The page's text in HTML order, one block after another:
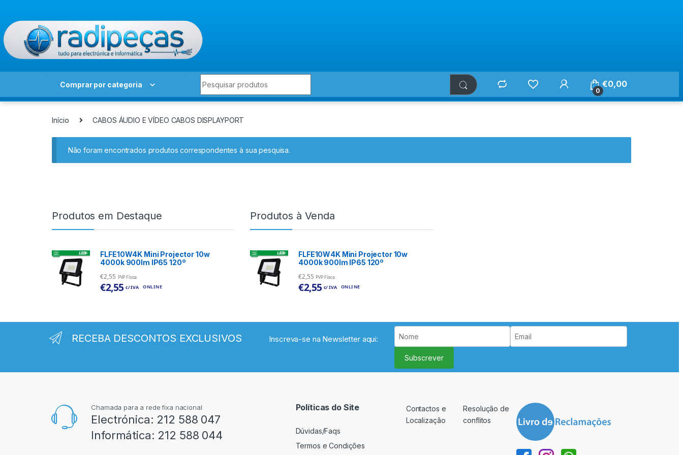
Comprar por categoria
0
€0,00
Início CABOS ÁUDIO E VÍDEO CABOS DISPLAYPORT
Não foram encontrados produtos correspondentes à sua pesquisa.
Produtos em Destaque
FLFE10W4K Mini Projector 10w
4000k 900lm IP65 120º
€2,55 PVP Física
€2,55 c/ IVA ONLINE
Produtos à Venda
FLFE10W4K Mini Projector 10w
4000k 900lm IP65 120º
€2,55 PVP Física
€2,55 c/ IVA ONLINE
RECEBA DESCONTOS EXCLUSIVOS Inscreva-se na Newsletter aqui:
Subscrever
Chamada para a rede fixa nacional
Electrónica: 212 588 047
Informática: 212 588 044
Políticas do Site
Dúvidas/Faqs
Termos e Condições
Contactos e
Localização
Resolução de
conflitos